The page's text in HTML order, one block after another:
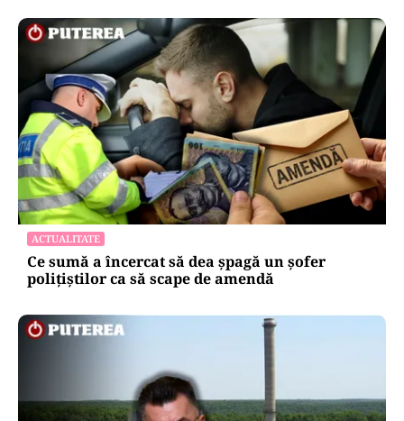
ACTUALITATE
Ce sumă a încercat să dea șpagă un șofer
polițiștilor ca să scape de amendă